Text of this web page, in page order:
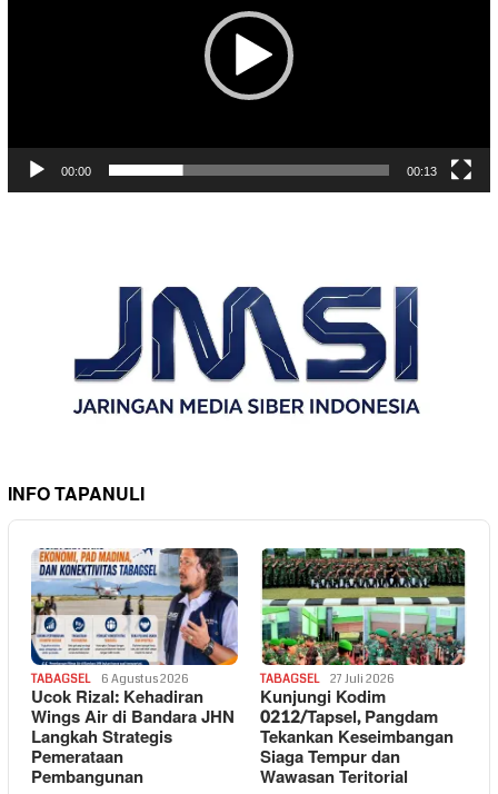
00:00 00:13
INFO TAPANULI
TABAGSEL 6 Agustus 2026
Ucok Rizal: Kehadiran
Wings Air di Bandara JHN
Langkah Strategis
Pemerataan
Pembangunan
TABAGSEL 27 Juli 2026
Kunjungi Kodim
0212/Tapsel, Pangdam
Tekankan Keseimbangan
Siaga Tempur dan
Wawasan Teritorial